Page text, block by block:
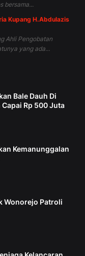
bersama...
Kupang H.Abdulazis
Ahli Pengobatan
yang ada...
Bale Dauh Di
Rp 500 Juta
Kemanunggalan
Wonorejo Patroli